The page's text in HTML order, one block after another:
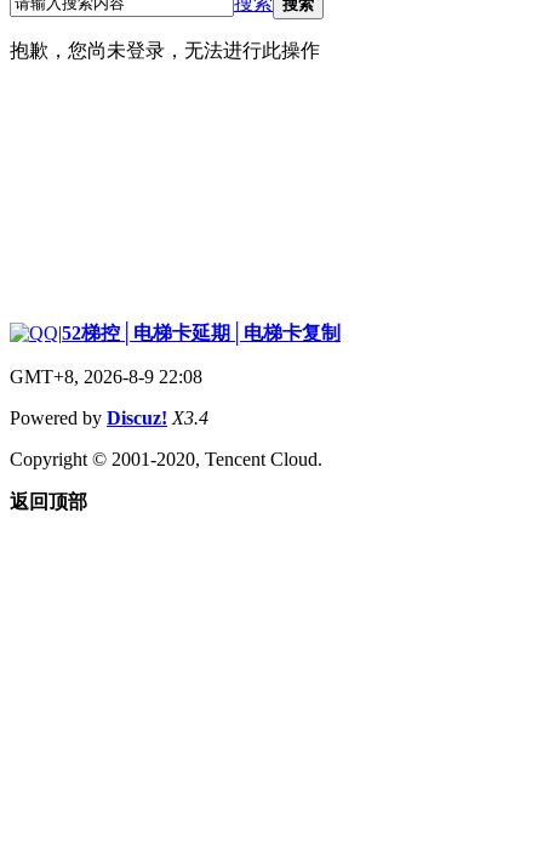
搜索
抱歉，您尚未登录，无法进行此操作
|52梯控│电梯卡延期│电梯卡复制
GMT+8, 2026-8-9 22:08
Powered by Discuz! X3.4
Copyright © 2001-2020, Tencent Cloud.
返回顶部